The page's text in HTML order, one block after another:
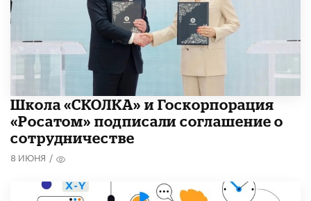
Школа «СКОЛКА» и Госкорпорация
«Росатом» подписали соглашение о
сотрудничестве
8 ИЮНЯ /